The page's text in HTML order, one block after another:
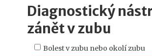
Diagnostický
zánět v zubu
Bolest v zubu nebo okolí zubu